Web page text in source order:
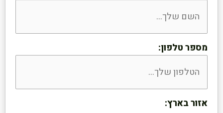
מספר טלפון:
אזור בארץ: